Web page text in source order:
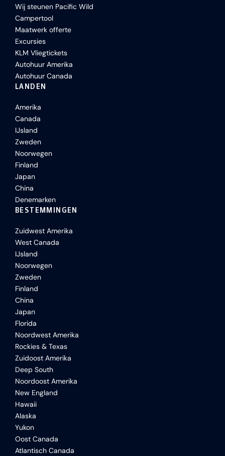
Wij steunen Pacific Wild
Campertool
Maatwerk offerte
Excursies
KLM Vliegtickets
Autohuur Amerika
Autohuur Canada
LANDEN
Amerika
Canada
IJsland
Zweden
Noorwegen
Finland
Japan
China
Denemarken
BESTEMMINGEN
Zuidwest Amerika
West Canada
IJsland
Noorwegen
Zweden
Finland
China
Japan
Florida
Noordwest Amerika
Rockies & Texas
Zuidoost Amerika
Deep South
Noordoost Amerika
New England
Hawaii
Alaska
Yukon
Oost Canada
Atlantisch Canada